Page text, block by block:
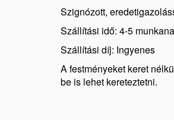
Szignózott,
Szállítási idő: 4-5
Szállítási díj: Ingyenes
A festményeket keret
be is lehet kereteztetni.